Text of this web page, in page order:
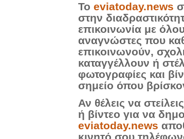
Το eviatoday.news
στην
επικοινωνία με
αναγνώστες που
επικοινωνούν,
καταγγέλλουν ή
φωτογραφίες και
σημείο όπου
Αν θέλεις να
ή βίντεο για να
eviatoday.news